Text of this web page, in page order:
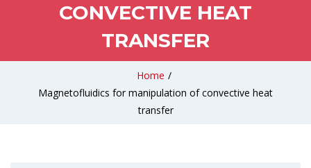
CONVECTIVE HEAT
TRANSFER
Home /
Magnetofluidics for manipulation of convective heat
transfer